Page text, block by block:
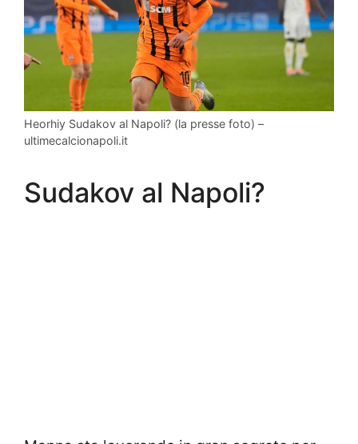
Heorhiy Sudakov al Napoli? (la presse foto) –
ultimecalcionapoli.it
Sudakov al Napoli?